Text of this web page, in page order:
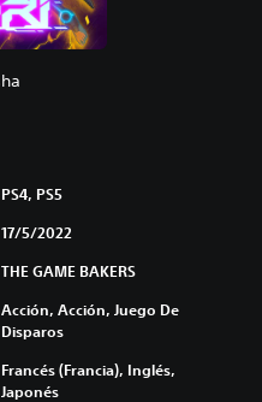
PS4, PS5
17/5/2022
THE GAME BAKERS
Acción, Acción, Juego De
Disparos
Francés (Francia), Inglés,
Japonés